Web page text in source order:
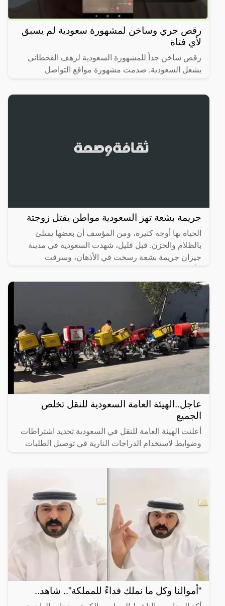
رقص جري وساخن لمشهورة سعودية لم يسبق
لأي فتاة
رقص ساخن جداً للمشهورة السعودية لرهف القحطاني
يشعل السعودية, صدمت مشهورة مواقع التواصل
رقصها والميكاج الذي
جريمة بشعة تهز السعودية مواطن يقتل زوجتة
الحياة بها أوجه كثيرة، ومن المؤسف أن بعضها يمتلئ
بالظلام والحزن. قبل قليل، شهدت السعودية في مدينة
جيزان جريمة بشعة رسخت في الأذهان، وسرقت
عاجل..الهيئة العامة السعودية للنقل تخلص
الجميع
أعلنت الهيئة العامة للنقل في السعودية تحديد اشتراطات
وضوابط لاستخدام الدراجات النارية في توصيل الطلبات
“أموالنا وكل ما نملك فداءً للمملكة”.. شاهد..